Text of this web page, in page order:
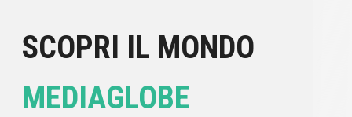
SCOPRI IL MONDO
MEDIAGLOBE